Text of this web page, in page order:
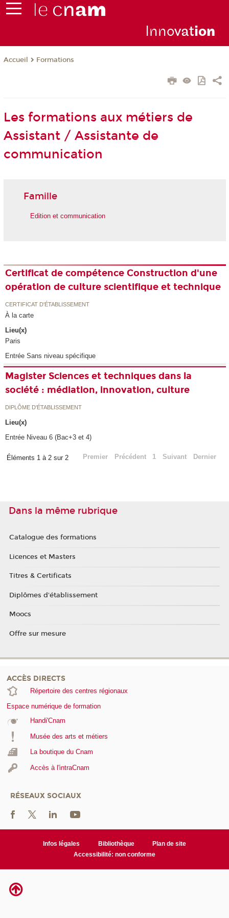
Innovation
Accueil Formations
Les formations aux métiers de
Assistant / Assistante de
communication
Famille
Edition et communication
Certificat de compétence Construction d'une
opération de culture scientifique et technique
CERTIFICAT D'ÉTABLISSEMENT
À la carte
Lieu(x)
Paris
Entrée Sans niveau spécifique
Magister Sciences et techniques dans la
société : médiation, innovation, culture
DIPLÔME D'ÉTABLISSEMENT
Lieu(x)
Entrée Niveau 6 (Bac+3 et 4)
Éléments 1 à 2 sur 2 Premier Précédent 1 Suivant Dernier
Dans la même rubrique
Catalogue des formations
Licences et Masters
Titres & Certificats
Diplômes d'établissement
Moocs
Offre sur mesure
ACCÈS DIRECTS
Répertoire des centres régionaux
Espace numérique de formation
Handi'Cnam
Musée des arts et métiers
La boutique du Cnam
Accès à l'intraCnam
RÉSEAUX SOCIAUX
Infos légales Bibliothèque
Plan de site
Accessibilité: non conforme